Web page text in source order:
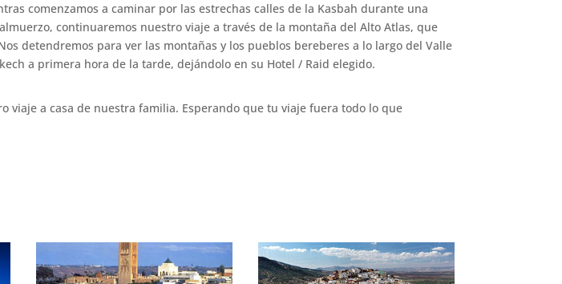
comenzamos a caminar por las estrechas calles de la Kasbah durante una
continuaremos nuestro viaje a través de la montaña del Alto Atlas, que
detendremos para ver las montañas y los pueblos bereberes a lo largo del Valle
a primera hora de la tarde, dejándolo en su Hotel / Raid elegido.
viaje a casa de nuestra familia. Esperando que tu viaje fuera todo lo que